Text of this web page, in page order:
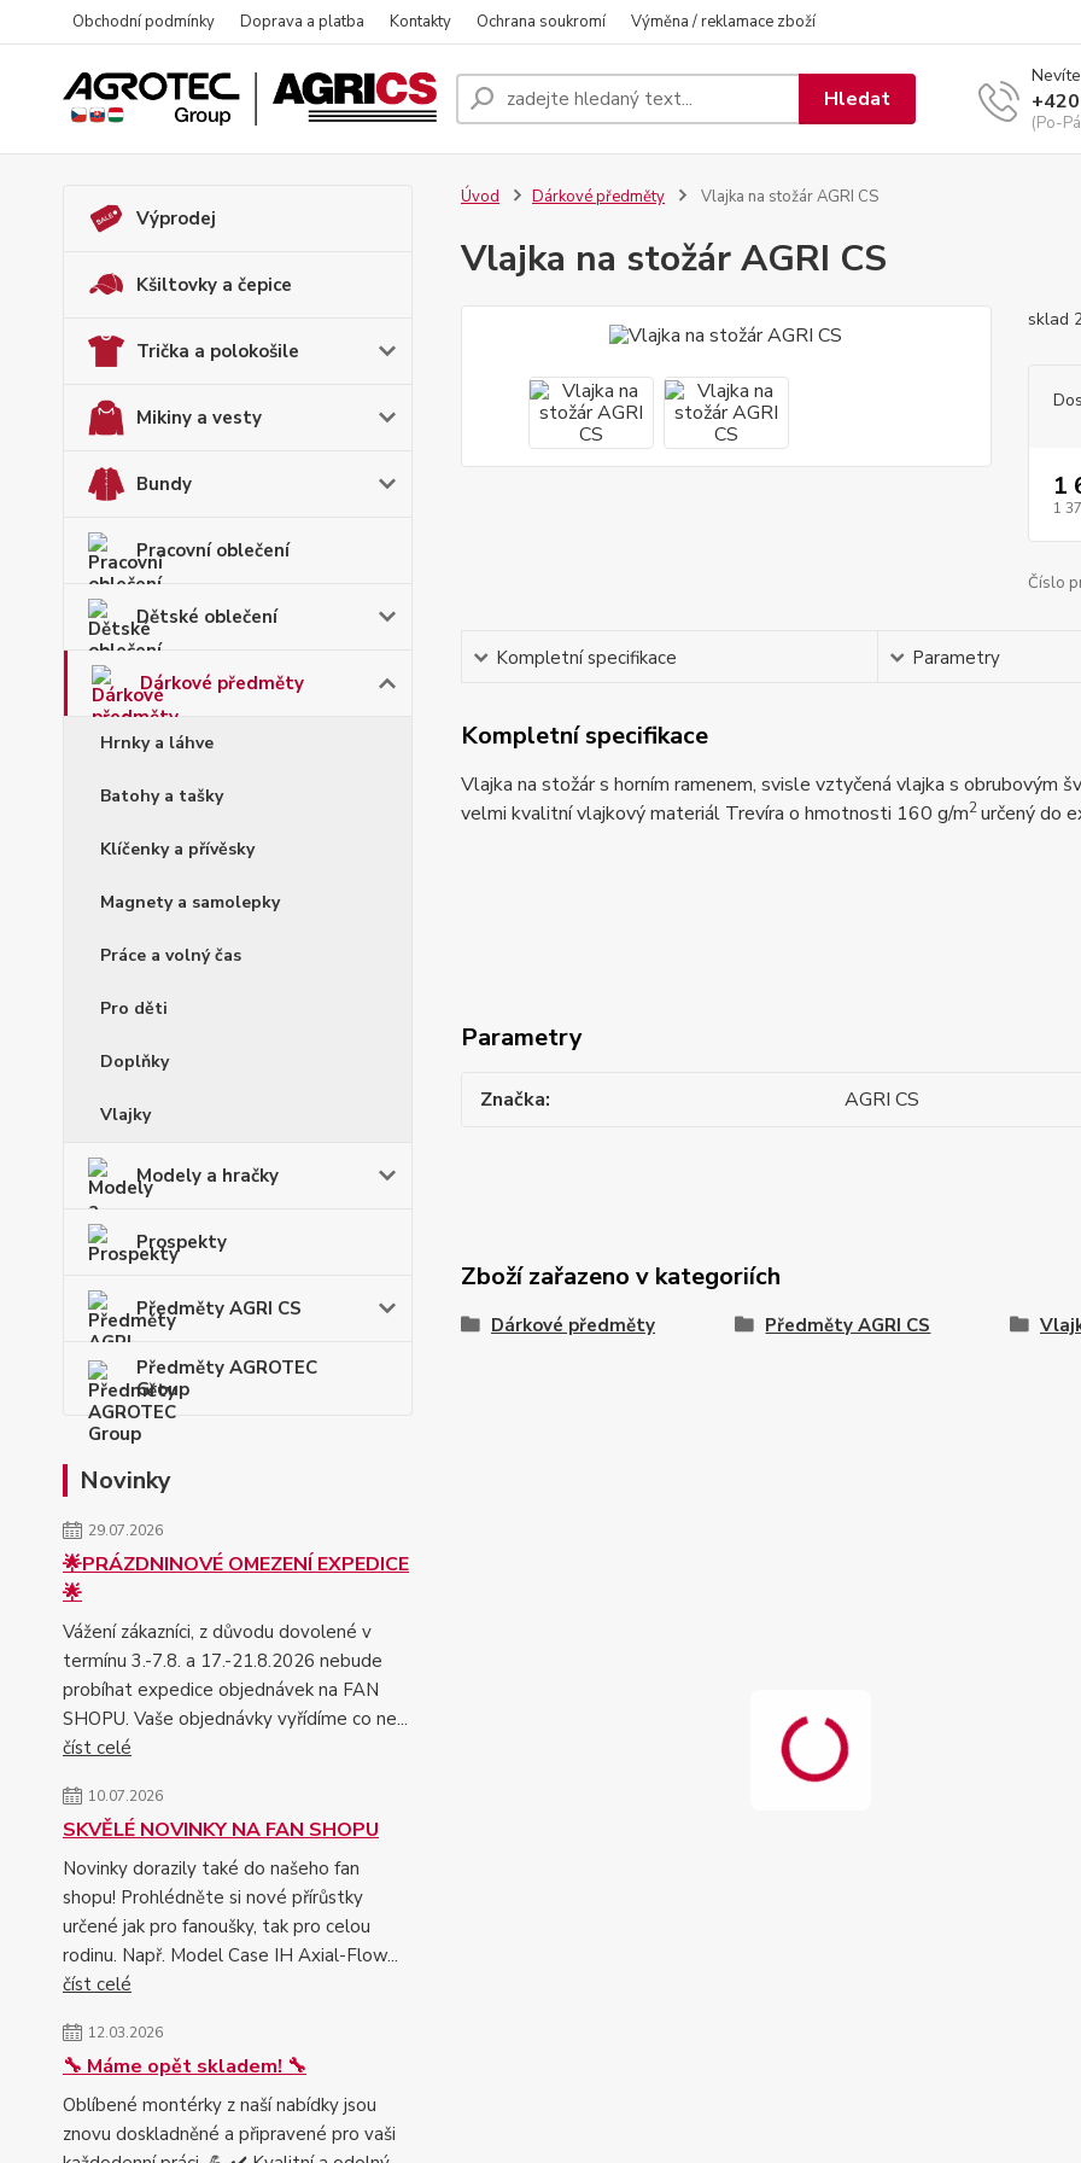
Obchodní podmínky Doprava a platba Kontakty Ochrana soukromí Výměna / reklamace zboží
Hledat
(Po-
Výprodej
Kšiltovky a čepice
Trička a polokošile
Mikiny a vesty
Bundy
Pracovní oblečení
Dětské oblečení
Dárkové předměty
Hrnky a láhve
Batohy a tašky
Klíčenky a přívěsky
Magnety a samolepky
Práce a volný čas
Pro děti
Doplňky
Vlajky
Modely a hračky
Prospekty
Předměty AGRI CS
Předměty AGROTEC
Group
Novinky
29.07.2026
🌟PRÁZDNINOVÉ OMEZENÍ EXPEDICE
🌟
Vážení zákazníci, z důvodu dovolené v
termínu 3.-7.8. a 17.-21.8.2026 nebude
probíhat expedice objednávek na FAN
SHOPU. Vaše objednávky vyřídíme co ne...
číst celé
10.07.2026
SKVĚLÉ NOVINKY NA FAN SHOPU
Novinky dorazily také do našeho fan
shopu! Prohlédněte si nové přírůstky
určené jak pro fanoušky, tak pro celou
rodinu. Např. Model Case IH Axial-Flow...
číst celé
12.03.2026
🔧 Máme opět skladem! 🔧
Oblíbené montérky z naší nabídky jsou
znovu doskladněné a připravené pro vaši
Úvod Dárkové předměty Vlajka na stožár AGRI CS
Vlajka na stožár AGRI CS
sklad
1
1
Číslo
Kompletní specifikace Parametry
Kompletní specifikace
Vlajka na stožár s horním ramenem, svisle vztyčená vlajka s obrubovým
velmi kvalitní vlajkový materiál Trevíra o hmotnosti 160 g/m2určený do
Parametry
Značka AGRI CS
Zboží zařazeno v kategoriích
Dárkové předměty Předměty AGRI CS